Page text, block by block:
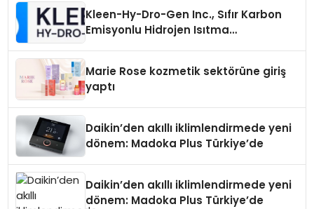
Kleen-Hy-Dro-Gen Inc., Sıfır Karbon
Emisyonlu Hidrojen Isıtma
Marie Rose kozmetik sektörüne giriş
yaptı
Daikin’den akıllı iklimlendirmede yeni
dönem: Madoka Plus Türkiye’de
Daikin’den akıllı iklimlendirmede yeni
dönem: Madoka Plus Türkiye’de